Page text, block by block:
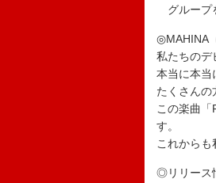
グループ
◎MAHINA
私たちのデ
本当に本当
たくさんの
この楽曲
す。
これからも
◎リリース